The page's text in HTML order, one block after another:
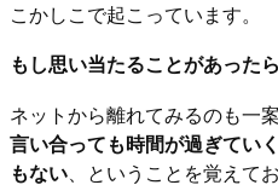
こかしこで起こっています。
もし思い当たることがあった
ネットから離れてみるのも一案
言い合っても時間が過ぎてい
もない 、ということを覚えて